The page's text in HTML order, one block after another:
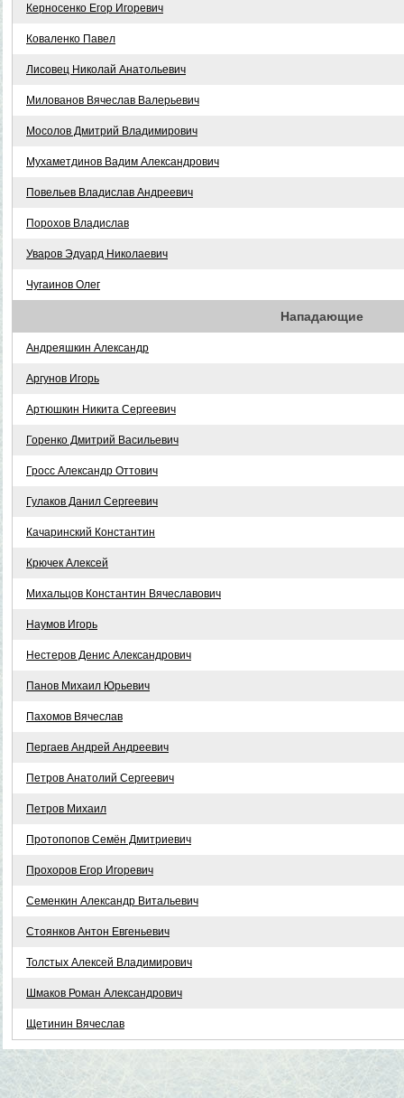
Керносенко Егор Игоревич
Коваленко Павел
Лисовец Николай Анатольевич
Милованов Вячеслав Валерьевич
Мосолов Дмитрий Владимирович
Мухаметдинов Вадим Александрович
Повельев Владислав Андреевич
Порохов Владислав
Уваров Эдуард Николаевич
Чугаинов Олег
Нападающие
Андреяшкин Александр
Аргунов Игорь
Артюшкин Никита Сергеевич
Горенко Дмитрий Васильевич
Гросс Александр Оттович
Гулаков Данил Сергеевич
Качаринский Константин
Крючек Алексей
Михальцов Константин Вячеславович
Наумов Игорь
Нестеров Денис Александрович
Панов Михаил Юрьевич
Пахомов Вячеслав
Пергаев Андрей Андреевич
Петров Анатолий Сергеевич
Петров Михаил
Протопопов Семён Дмитриевич
Прохоров Егор Игоревич
Семенкин Александр Витальевич
Стоянков Антон Евгеньевич
Толстых Алексей Владимирович
Шмаков Роман Александрович
Щетинин Вячеслав